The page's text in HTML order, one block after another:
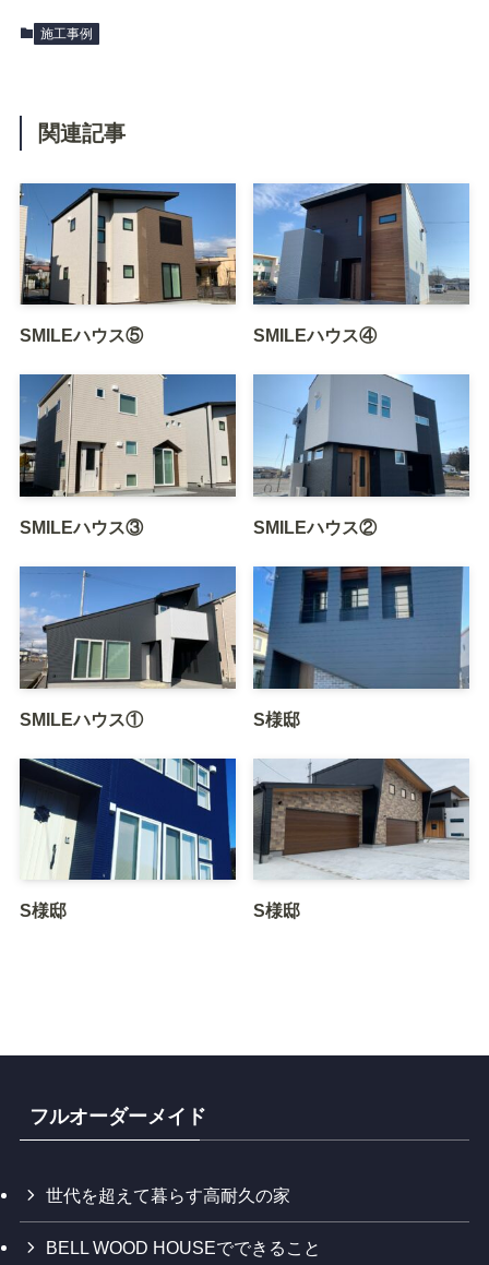
施工事例
関連記事
SMILEハウス⑤ SMILEハウス④
SMILEハウス③ SMILEハウス②
SMILEハウス① S様邸
S様邸 S様邸
フルオーダーメイド
世代を超えて暮らす高耐久の家
BELL WOOD HOUSEでできること